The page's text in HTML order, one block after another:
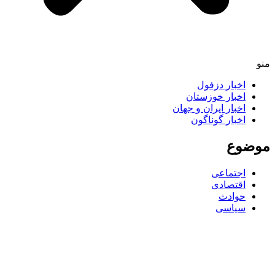
منو
اخبار دزفول
اخبار خوزستان
اخبار ایران و جهان
اخبار گوناگون
موضوع
اجتماعی
اقتصادی
حوادث
سیاسی